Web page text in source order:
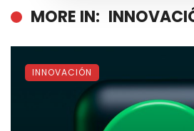
MORE IN:
INNOVACIÓN